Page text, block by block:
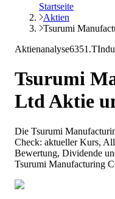
Startseite
Aktien
Tsurumi
Aktienanalyse6351.T
Tsurumi
LtdAktie
Die Tsurumi
Check: aktueller Kurs,
Bewertung, Dividende
Tsurumi Manufacturing